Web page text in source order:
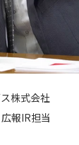
株式会社
報IR担当